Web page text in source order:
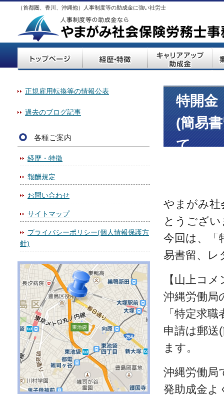
（首都圏、香川、沖縄他）人事制度等の助成金に強い社労士
特開金
(簡易
て
やまがみ社
とうござ
今回は、「
易書留、レ
【山上コ
沖縄労働局
「特定求
申請は郵送
ます。
沖縄労働局
発助成金
正規雇用転換等の情報公表
過去のブログ記事
各種ご案内
経歴・特徴
報酬規定
お問い合わせ
サイトマップ
プライバシーポリシー(個人情報保護方
針)